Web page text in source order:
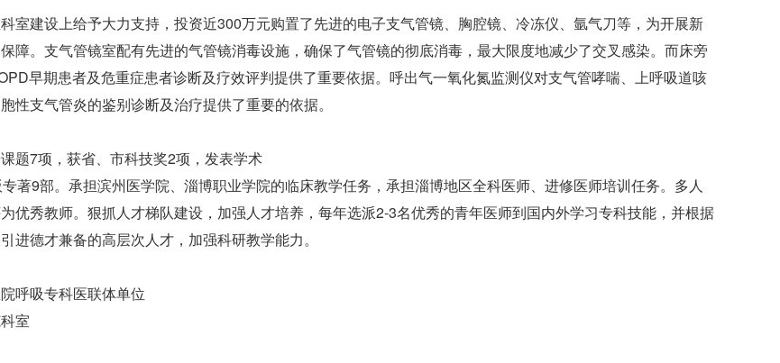
室建设上给予大力支持，投资近300万元购置了先进的电子支气管镜、胸腔镜、冷冻仪、氩气刀等，为开展新
障。支气管镜室配有先进的气管镜消毒设施，确保了气管镜的彻底消毒，最大限度地减少了交叉感染。而床旁
早期患者及危重症患者诊断及疗效评判提供了重要依据。呼出气一氧化氮监测仪对支气管哮喘、上呼吸道咳
性支气管炎的鉴别诊断及治疗提供了重要的依据。
题7项，获省、市科技奖2项，发表学术
著9部。承担滨州医学院、淄博职业学院的临床教学任务，承担淄博地区全科医师、进修医师培训任务。多人
优秀教师。狠抓人才梯队建设，加强人才培养，每年选派2-3名优秀的青年医师到国内外学习专科技能，并根据
进德才兼备的高层次人才，加强科研教学能力。
呼吸专科医联体单位
室